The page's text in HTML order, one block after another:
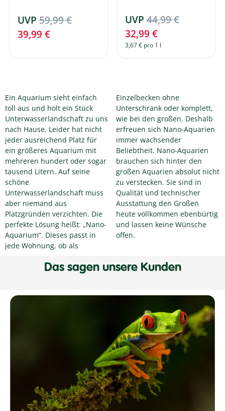
UVP 59,99 €
39,99 €
UVP 44,99 €
32,99 €
3,67 € pro 1 l
Ein Aquarium sieht einfach
toll aus und holt ein Stück
Unterwasserlandschaft zu uns
nach Hause. Leider hat nicht
jeder ausreichend Platz für
ein größeres Aquarium mit
mehreren hundert oder sogar
tausend Litern. Auf seine
schöne
Unterwasserlandschaft muss
aber niemand aus
Platzgründen verzichten. Die
perfekte Lösung heißt: „Nano-
Aquarium“. Dieses passt in
jede Wohnung, ob als
Einzelbecken ohne
Unterschrank oder komplett,
wie bei den großen. Deshalb
erfreuen sich Nano-Aquarien
immer wachsender
Beliebtheit. Nano-Aquarien
brauchen sich hinter den
großen Aquarien absolut nicht
zu verstecken. Sie sind in
Qualität und technischer
Ausstattung den Großen
heute vollkommen ebenbürtig
und lassen keine Wünsche
offen.
Das sagen unsere Kunden